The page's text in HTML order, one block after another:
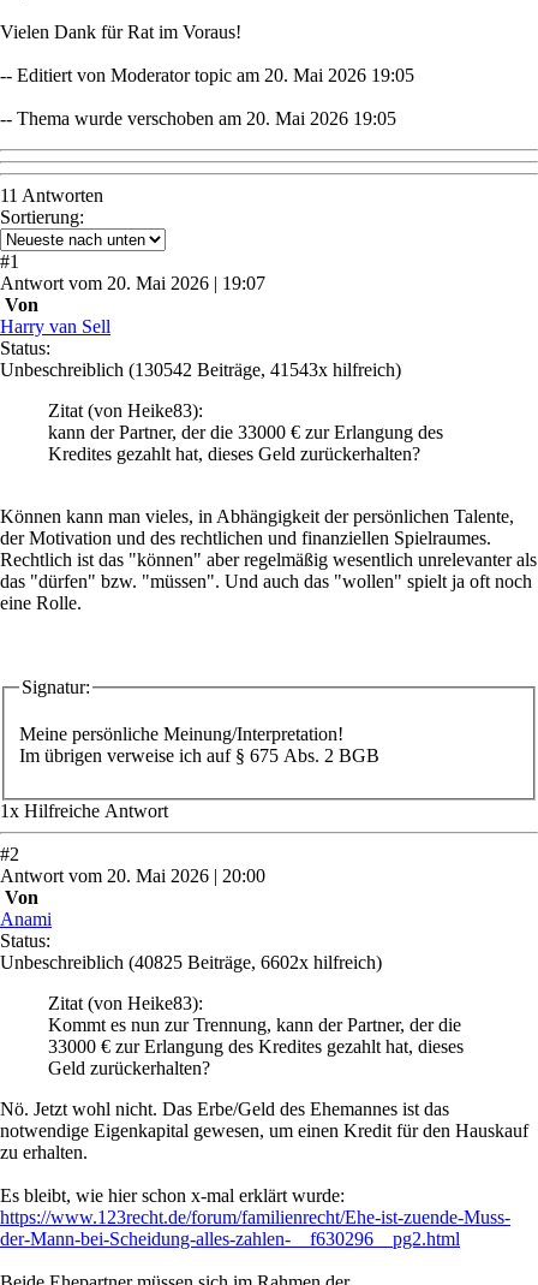
Vielen Dank für Rat im Voraus!
-- Editiert von Moderator topic am 20. Mai 2026 19:05
-- Thema wurde verschoben am 20. Mai 2026 19:05
11 Antworten
Sortierung:
#1
Antwort vom 20. Mai 2026 | 19:07
Von
Harry van Sell
Status:
Unbeschreiblich (130542 Beiträge, 41543x hilfreich)
Zitat (von Heike83):
kann der Partner, der die 33000 € zur Erlangung des
Kredites gezahlt hat, dieses Geld zurückerhalten?
Können kann man vieles, in Abhängigkeit der persönlichen Talente,
der Motivation und des rechtlichen und finanziellen Spielraumes.
Rechtlich ist das "können" aber regelmäßig wesentlich unrelevanter als
das "dürfen" bzw. "müssen". Und auch das "wollen" spielt ja oft noch
eine Rolle.
Signatur:
Meine persönliche Meinung/Interpretation!
Im übrigen verweise ich auf § 675 Abs. 2 BGB
1x Hilfreiche Antwort
#2
Antwortvom 20. Mai 2026 | 20:00
Von
Anami
Status:
Unbeschreiblich (40825 Beiträge, 6602x hilfreich)
Zitat(von Heike83):
Kommt es nun zur Trennung, kann der Partner, der die
33000 € zur Erlangung des Kredites gezahlt hat, dieses
Geld zurückerhalten?
Nö. Jetzt wohl nicht. Das Erbe/Geld des Ehemannes ist das
notwendige Eigenkapital gewesen, um einen Kredit für den Hauskauf
zu erhalten.
Es bleibt, wie hier schon x-mal erklärt wurde:
https://www.123recht.de/forum/familienrecht/Ehe-ist-zuende-Muss-
der-Mann-bei-Scheidung-alles-zahlen-__f630296__pg2.html